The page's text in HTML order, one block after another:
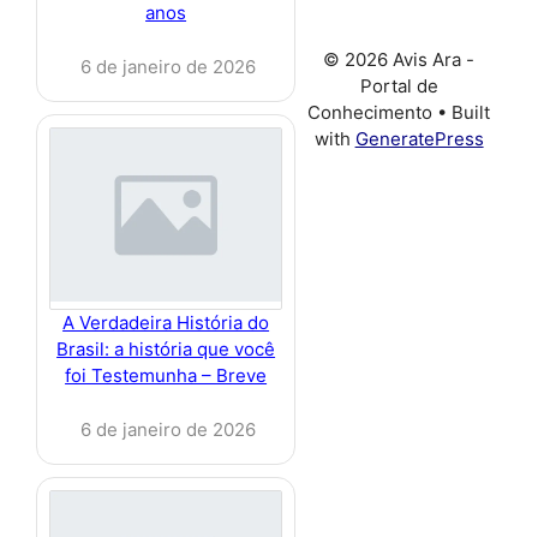
anos
6 de janeiro de 2026
A Verdadeira História do
Brasil: a história que você
foi Testemunha – Breve
6 de janeiro de 2026
© 2026 Avis Ara -
Portal de
Conhecimento • Built
with GeneratePress